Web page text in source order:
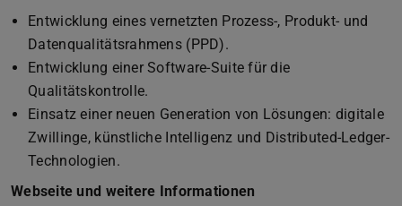
Entwicklung eines vernetzten Prozess-, Produkt- und
Datenqualitätsrahmens (PPD).
Entwicklung einer Software-Suite für die
Qualitätskontrolle.
Einsatz einer neuen Generation von Lösungen: digitale
Zwillinge, künstliche Intelligenz und Distributed-Ledger-
Technologien.
Webseite und weitere Informationen